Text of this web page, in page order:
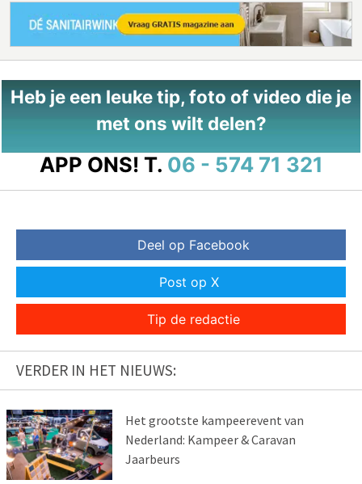
Heb je een leuke tip, foto of video die je
met ons wilt delen?
APP ONS! T. 06 - 574 71 321
Deel op Facebook
Post op X
Tip de redactie
VERDER IN HET NIEUWS:
Het grootste kampeerevent van
Nederland: Kampeer & Caravan
Jaarbeurs